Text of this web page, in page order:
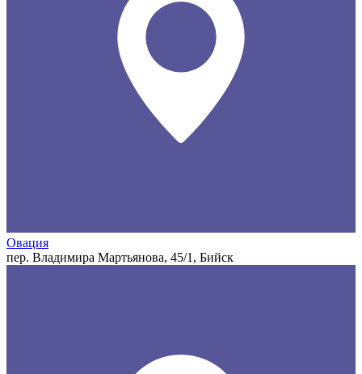
Овация
пер. Владимира Мартьянова, 45/1, Бийск